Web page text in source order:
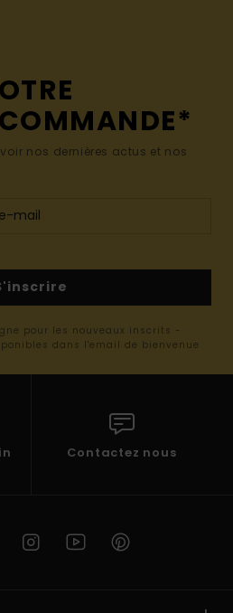
nos dernières actus et nos
pour les nouveaux inscrits -
dans l'email de bienvenue
Contactez nous